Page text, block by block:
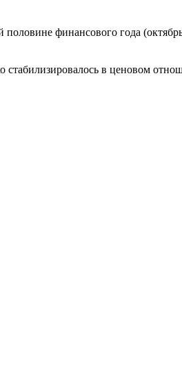
финансового года
стабилизировалось в ценовом